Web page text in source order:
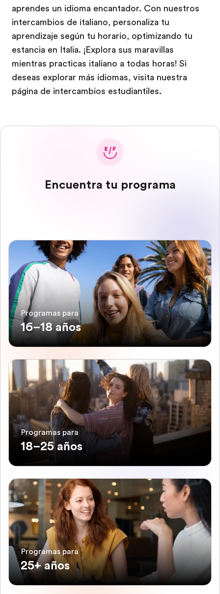
aprendes un idioma encantador. Con nuestros
intercambios de italiano, personaliza tu
aprendizaje según tu horario, optimizando tu
estancia en Italia. ¡Explora sus maravillas
mientras practicas italiano a todas horas! Si
deseas explorar más idiomas, visita nuestra
página de intercambios estudiantiles.
Encuentra tu programa
Programas para
16–18 años
Programas para
18–25 años
Programas para
25+ años